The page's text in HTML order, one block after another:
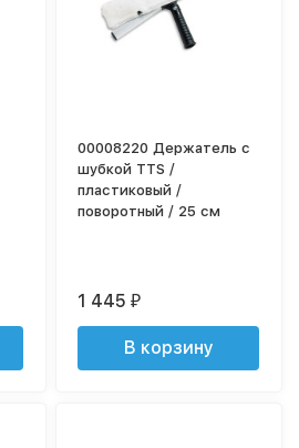
00008220 Держатель с
шубкой TTS /
пластиковый /
поворотный / 25 см
1 445₽
В корзину